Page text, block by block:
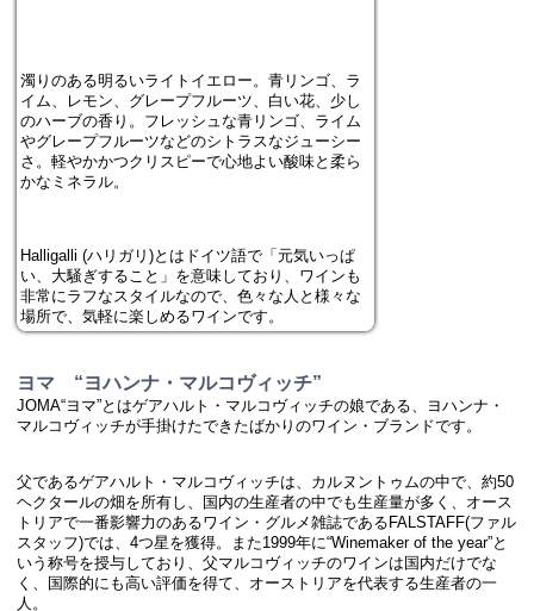
濁りのある明るいライトイエロー。青リンゴ、ラ
イム、レモン、グレープフルーツ、白い花、少し
のハーブの香り。フレッシュな青リンゴ、ライム
やグレープフルーツなどのシトラスなジューシー
さ。軽やかかつクリスピーで心地よい酸味と柔ら
かなミネラル。
Halligalli (ハリガリ)とはドイツ語で「元気いっぱ
い、大騒ぎすること」を意味しており、ワインも
非常にラフなスタイルなので、色々な人と様々な
場所で、気軽に楽しめるワインです。
ヨマ “ヨハンナ・マルコヴィッチ”
JOMA“ヨマ”とはゲアハルト・マルコヴィッチの娘である、ヨハンナ・
マルコヴィッチが手掛けたできたばかりのワイン・ブランドです。
父であるゲアハルト・マルコヴィッチは、カルヌントゥムの中で、約50
ヘクタールの畑を所有し、国内の生産者の中でも生産量が多く、オース
トリアで一番影響力のあるワイン・グルメ雑誌であるFALSTAFF(ファル
スタッフ)では、4つ星を獲得。また1999年に“Winemaker of the year”と
いう称号を授与しており、父マルコヴィッチのワインは国内だけでな
く、国際的にも高い評価を得て、オーストリアを代表する生産者の一
人。